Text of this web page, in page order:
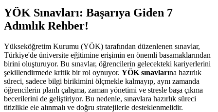
YÖK Sınavları: Başarıya Giden 7
Adımlık Rehber!
Yükseköğretim Kurumu (YÖK) tarafından düzenlenen sınavlar,
Türkiye'de üniversite eğitimine erişimin en önemli basamaklarından
birini oluşturuyor. Bu sınavlar, öğrencilerin gelecekteki kariyerlerini
şekillendirmede kritik bir rol oynuyor. YÖK sınavlarına hazırlık
süreci, sadece bilgi birikimini ölçmekle kalmayıp, aynı zamanda
öğrencilerin planlı çalışma, zaman yönetimi ve stresle başa çıkma
becerilerini de geliştiriyor. Bu nedenle, sınavlara hazırlık süreci
titizlikle ele alınmalı ve doğru stratejilerle desteklenmelidir.